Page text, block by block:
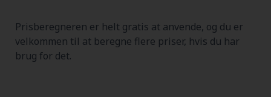
Prisberegneren er helt gratis at anvende, og du er
velkommen til at beregne flere priser, hvis du har
brug for det.